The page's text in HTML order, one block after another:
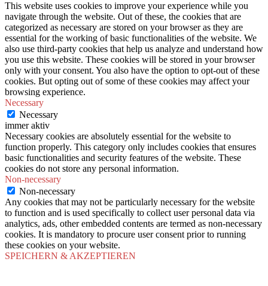
This website uses cookies to improve your experience while you
navigate through the website. Out of these, the cookies that are
categorized as necessary are stored on your browser as they are
essential for the working of basic functionalities of the website. We
also use third-party cookies that help us analyze and understand how
you use this website. These cookies will be stored in your browser
only with your consent. You also have the option to opt-out of these
cookies. But opting out of some of these cookies may affect your
browsing experience.
Necessary
Necessary
immer aktiv
Necessary cookies are absolutely essential for the website to
function properly. This category only includes cookies that ensures
basic functionalities and security features of the website. These
cookies do not store any personal information.
Non-necessary
Non-necessary
Any cookies that may not be particularly necessary for the website
to function and is used specifically to collect user personal data via
analytics, ads, other embedded contents are termed as non-necessary
cookies. It is mandatory to procure user consent prior to running
these cookies on your website.
SPEICHERN & AKZEPTIEREN